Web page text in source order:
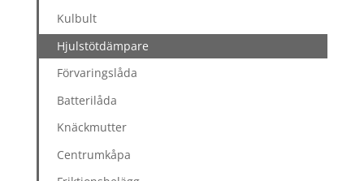
Kulbult
Hjulstötdämpare
Förvaringslåda
Batterilåda
Knäckmutter
Centrumkåpa